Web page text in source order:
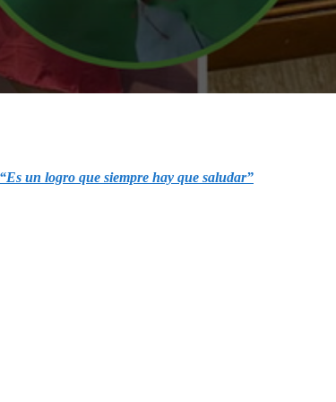
un logro que siempre hay que saludar”